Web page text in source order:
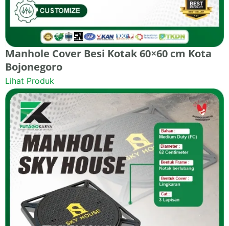
Manhole Cover Besi Kotak 60×60 cm Kota
Bojonegoro
Lihat Produk